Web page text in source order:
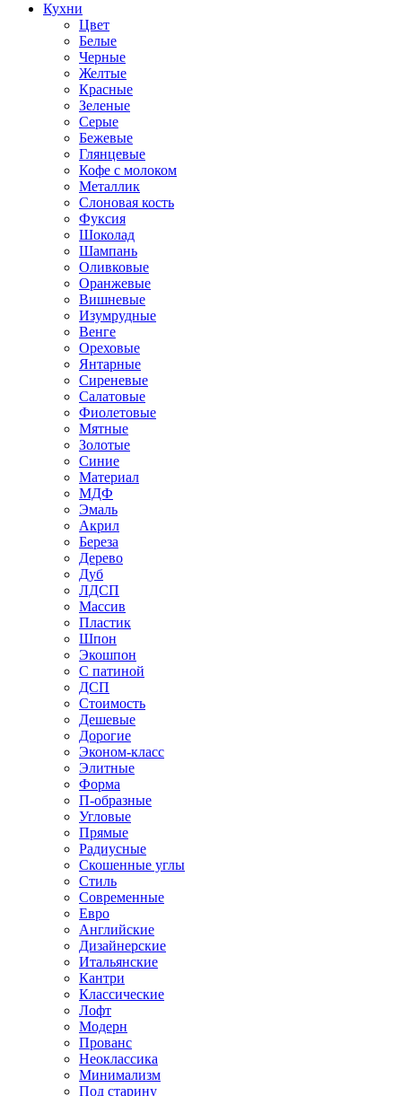
Кухни
Цвет
Белые
Черные
Желтые
Красные
Зеленые
Серые
Бежевые
Глянцевые
Кофе с молоком
Металлик
Слоновая кость
Фуксия
Шоколад
Шампань
Оливковые
Оранжевые
Вишневые
Изумрудные
Венге
Ореховые
Янтарные
Сиреневые
Салатовые
Фиолетовые
Мятные
Золотые
Синие
Материал
МДФ
Эмаль
Акрил
Береза
Дерево
Дуб
ЛДСП
Массив
Пластик
Шпон
Экошпон
С патиной
ДСП
Стоимость
Дешевые
Дорогие
Эконом-класс
Элитные
Форма
П-образные
Угловые
Прямые
Радиусные
Скошенные углы
Стиль
Современные
Евро
Английские
Дизайнерские
Итальянские
Кантри
Классические
Лофт
Модерн
Прованс
Неоклассика
Минимализм
Под старину